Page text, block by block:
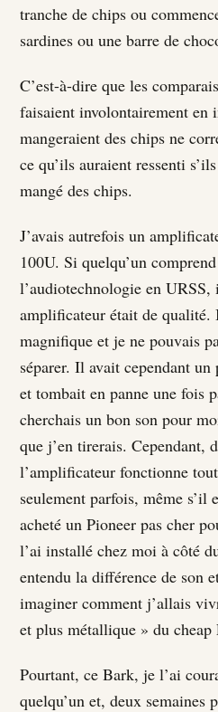
tranche de chips ou
sardines ou une barre de
C’est-à-dire que les
faisaient involontairement en
mangeraient des chips ne
ce qu’ils auraient ressenti
mangé des chips.
J’avais autrefois un
100U. Si quelqu’un
l’audiotechnologie en
amplificateur était de qualité.
magnifique et je ne pouvais
séparer. Il avait cependant
et tombait en panne une fois
cherchais un bon son pour
que j’en tirerais. Cependant,
l’amplificateur fonctionne
seulement parfois, même s’il
acheté un Pioneer pas cher
l’ai installé chez moi à côté
entendu la différence de son
imaginer comment j’allais
et plus métallique » du cheap
Pourtant, ce Bark, je l’ai
quelqu’un et, deux semaines